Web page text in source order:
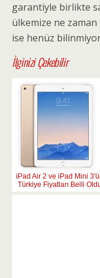
garantiyle birlikte
ülkemize ne zaman
ise henüz
İlginizi Çekebilir
iPad Air 2 ve iPad Mini
Türkiye Fiyatları Belli